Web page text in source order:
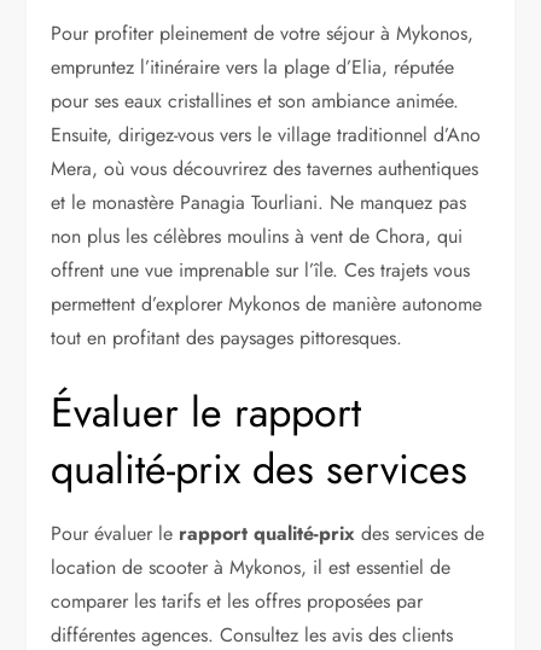
Pour profiter pleinement de votre séjour à Mykonos,
empruntez l’itinéraire vers la plage d’Elia, réputée
pour ses eaux cristallines et son ambiance animée.
Ensuite, dirigez-vous vers le village traditionnel d’Ano
Mera, où vous découvrirez des tavernes authentiques
et le monastère Panagia Tourliani. Ne manquez pas
non plus les célèbres moulins à vent de Chora, qui
offrent une vue imprenable sur l’île. Ces trajets vous
permettent d’explorer Mykonos de manière autonome
tout en profitant des paysages pittoresques.
Évaluer le rapport
qualité-prix des services
Pour évaluer le rapport qualité-prix des services de
location de scooter à Mykonos, il est essentiel de
comparer les tarifs et les offres proposées par
différentes agences. Consultez les avis des clients